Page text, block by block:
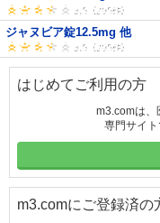
ジャヌビア錠12.5mg 他
はじめてご利用の方
m3.comは、
専門サイト
m3.comにご登録済の